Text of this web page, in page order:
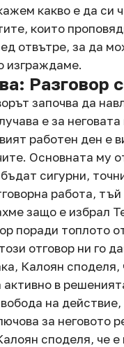
какво е да си
които
отвътре, за да
изграждаме.
Разговор
започва да
е за
работен ден е
Основната му
сигурни,
работа,
защо е избрал
поради топлото
отговор ни го
Калоян
в
на
за неговото
споделя, че